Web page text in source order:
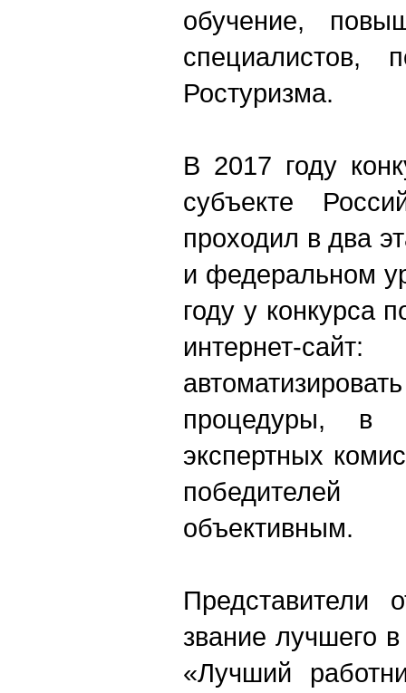
обучение,
специалистов,
Ростуризма.
В 2017 году
субъекте
проходил в два
и федеральном
году у конкурса
интернет-
процедуры, в
экспертных
объективным.
Представители
звание лучшего
«Лучший